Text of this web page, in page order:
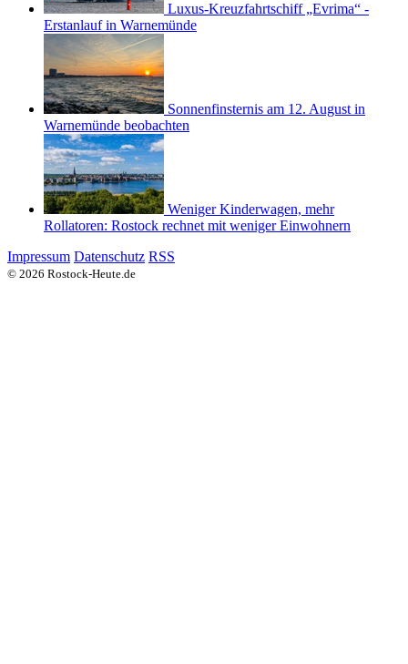
Luxus-Kreuzfahrtschiff „Evrima“ -
Erstanlauf in Warnemünde
Sonnenfinsternis am 12. August in
Warnemünde beobachten
Weniger Kinderwagen, mehr
Rollatoren: Rostock rechnet mit weniger Einwohnern
Impressum Datenschutz RSS
© 2026 Rostock-Heute.de